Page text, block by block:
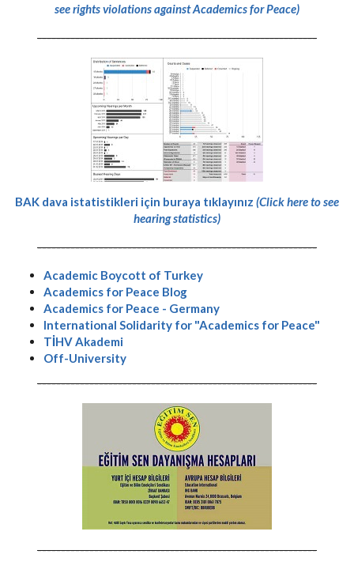
see rights violations against Academics for Peace)
-----------------------------------------------------------
BAK dava istatistikleri için buraya tıklayınız (Click here to see
hearing statistics)
-----------------------------------------------------------
Academic Boycott of Turkey
Academics for Peace Blog
Academics for Peace - Germany
International Solidarity for "Academics for Peace"
TİHV Akademi
Off-University
-----------------------------------------------------------
-----------------------------------------------------------